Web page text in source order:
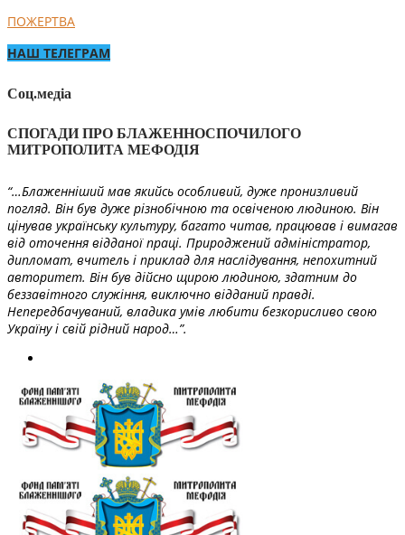
ПОЖЕРТВА
НАШ ТЕЛЕГРАМ
Соц.медіа
СПОГАДИ ПРО БЛАЖЕННОСПОЧИЛОГО
МИТРОПОЛИТА МЕФОДІЯ
“…Блаженніший мав якийсь особливий, дуже пронизливий
погляд. Він був дуже різнобічною та освіченою людиною. Він
цінував українську культуру, багато читав, працював і вимагав
від оточення відданої праці. Природжений адміністратор,
дипломат, вчитель і приклад для наслідування, непохитний
авторитет. Він був дійсно щирою людиною, здатним до
беззавітного служіння, виключно відданий правді.
Непередбачуваний, владика умів любити безкорисливо свою
Україну і свій рідний народ…”.